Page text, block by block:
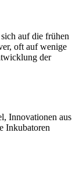
auf die frühen
oft auf wenige
der
Innovationen aus
Inkubatoren